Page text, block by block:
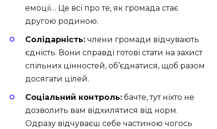
емоції… Це всі про те, як громада стає
другою родиною.
Солідарність: члени громади відчувають
єдність. Вони справді готові стати на захист
спільних цінностей, об’єднатися, щоб разом
досягати цілей.
Соціальний контроль: бачте, тут ніхто не
дозволить вам відхилятися від норм.
Одразу відчуваєш себе частиною чогось